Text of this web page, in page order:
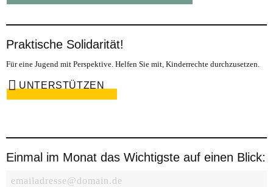
Praktische Solidarität!
Für eine Jugend mit Perspektive. Helfen Sie mit, Kinderrechte durchzusetzen.
UNTERSTÜTZEN
Einmal im Monat das Wichtigste auf einen Blick: